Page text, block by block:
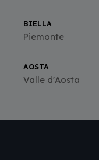
BIELLA
Piemonte
AOSTA
Valle d'Aosta